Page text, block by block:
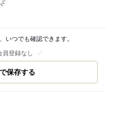
いつでも確認できます。
員登録なし
保存する